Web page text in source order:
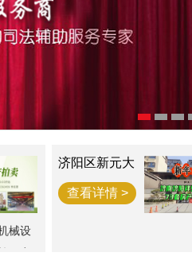
械设
济阳区新元大
房产拍卖公告
查看详情 >